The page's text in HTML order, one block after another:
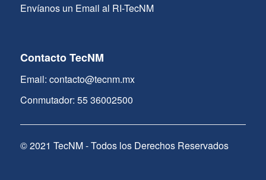
Envíanos un Email al RI-TecNM
Contacto TecNM
Email: contacto@tecnm.mx
Conmutador: 55 36002500
© 2021 TecNM - Todos los Derechos Reservados